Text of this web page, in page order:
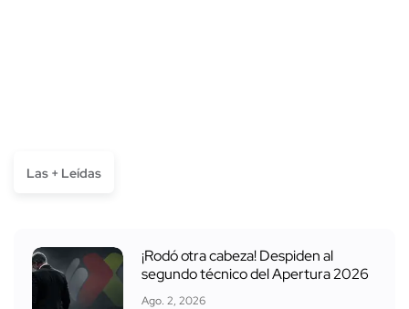
Las + Leídas
¡Rodó otra cabeza! Despiden al
segundo técnico del Apertura 2026
Ago. 2, 2026